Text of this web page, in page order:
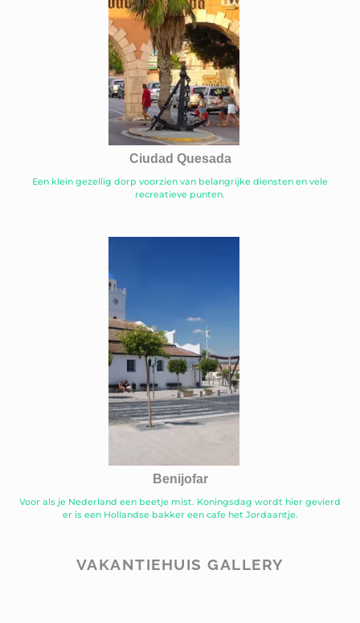
Ciudad Quesada
Een klein gezellig dorp voorzien van belangrijke diensten en vele
recreatieve punten.
Benijofar
Voor als je Nederland een beetje mist. Koningsdag wordt hier gevierd
er is een Hollandse bakker een cafe het Jordaantje.
VAKANTIEHUIS GALLERY